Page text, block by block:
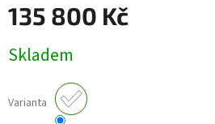
135 800 Kč
cena:
Skladem
Varianta